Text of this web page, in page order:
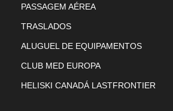
PASSAGEM AÉREA
TRASLADOS
ALUGUEL DE EQUIPAMENTOS
CLUB MED EUROPA
HELISKI CANADÁ LASTFRONTIER